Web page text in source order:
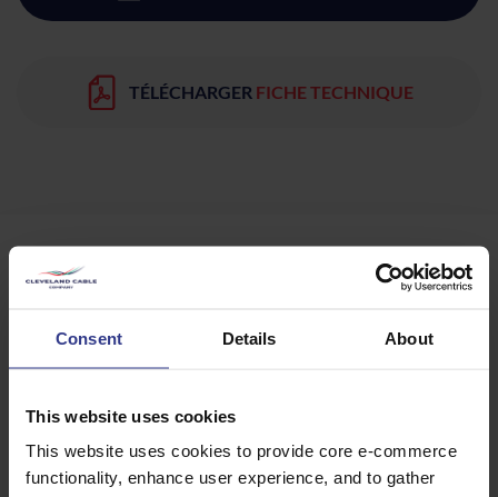
Consent Details About
This website uses cookies
This website uses cookies to provide core e-commerce
functionality, enhance user experience, and to gather
TÉLÉCHARGER FICHE TECHNIQUE
Produits